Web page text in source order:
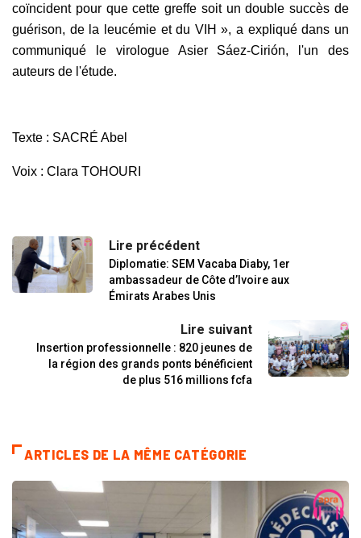
coïncident pour que cette greffe soit un double succès de
guérison, de la leucémie et du VIH », a expliqué dans un
communiqué le virologue Asier Sáez-Cirión, l'un des
auteurs de l'étude.
Texte : SACRÉ Abel
Voix : Clara TOHOURI
Lire précédent
Diplomatie: SEM Vacaba Diaby, 1er
ambassadeur de Côte d’Ivoire aux
Émirats Arabes Unis
Lire suivant
Insertion professionnelle : 820 jeunes de
la région des grands ponts bénéficient
de plus 516 millions fcfa
ARTICLES DE LA MÊME CATÉGORIE